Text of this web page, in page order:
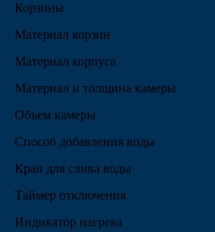
Корзины
Материал корзин
Материал корпуса
Материал и толщина камеры
Объем камеры
Способ добавления воды
Кран для слива воды
Таймер отключения
Индикатор нагрева